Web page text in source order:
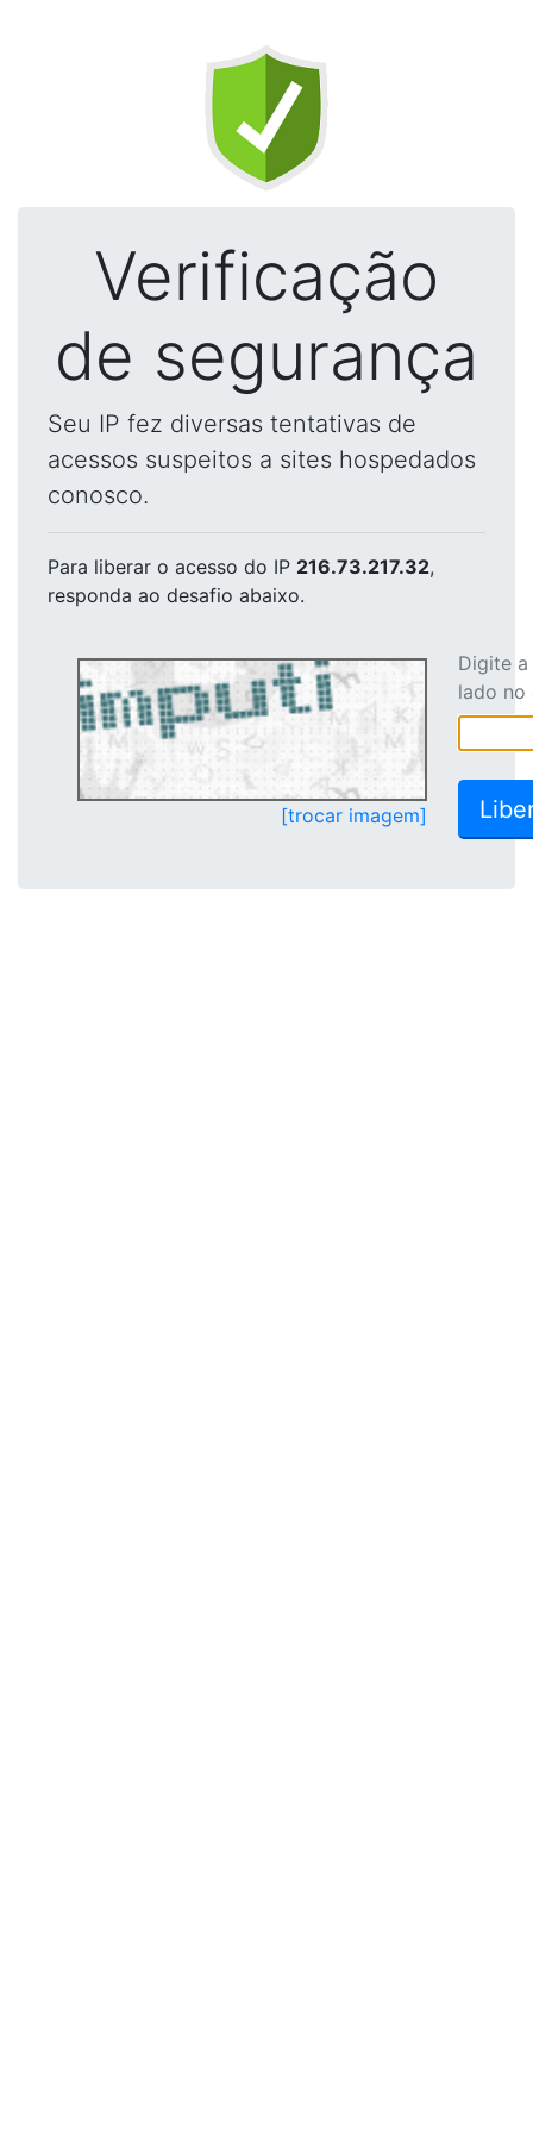
Verificação
de segurança
Seu IP fez diversas tentativas de
acessos suspeitos a sites hospedados
conosco.
Para liberar o acesso do IP 216.73.217.32,
responda ao desafio abaixo.
[trocar imagem]
Digite
lado no